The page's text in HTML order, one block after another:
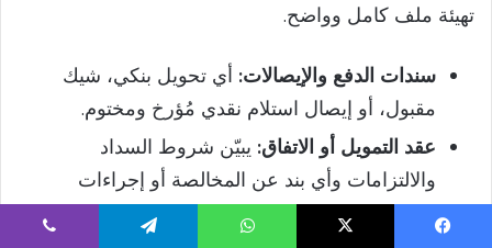
تهيئة ملف كامل وواضح.
سندات الدفع والإيصالات: أي تحويل بنكي، شيك
مقبول، أو إيصال استلام نقدي مُؤرخ ومختوم.
عقد التمويل أو الاتفاق: يبيّن شروط السداد
والالتزامات وأي بند عن المخالصة أو إجراءات
الإفراج.